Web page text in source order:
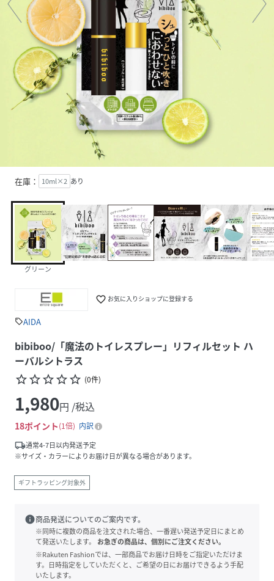
在庫： 10ml×2 あり
グリーン
favorite_border お気に入りショップに登録する
sellAIDA
bibiboo/「魔法のトイレスプレー」リフィルセット ハ
ーバルシトラス
star_borderstar_borderstar_borderstar_borderstar_border (0件)
1,980円 /税込
18ポイント 1倍
内訳
local_shipping通常4-7日以内発送予定
※サイズ・カラーによりお届け日が異なる場合があります。
ギフトラッピング対象外
info商品発送についてのご案内です。
※同時に複数の商品を注文された場合、一番遅い発送予定日にまとめ
て発送いたします。
お急ぎの商品は、個別にご注文ください。
※Rakuten Fashionでは、一部商品でお届け日時をご指定いただけま
す。日時指定をしていただくと、ご希望の日にお届けできるよう手配
いたします。